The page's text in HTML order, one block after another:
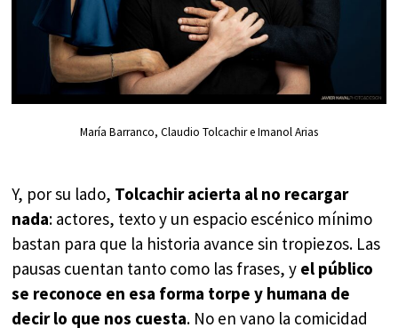
María Barranco, Claudio Tolcachir e Imanol Arias
Y, por su lado, Tolcachir acierta al no recargar
nada: actores, texto y un espacio escénico mínimo
bastan para que la historia avance sin tropiezos. Las
pausas cuentan tanto como las frases, y el público
se reconoce en esa forma torpe y humana de
decir lo que nos cuesta. No en vano la comicidad